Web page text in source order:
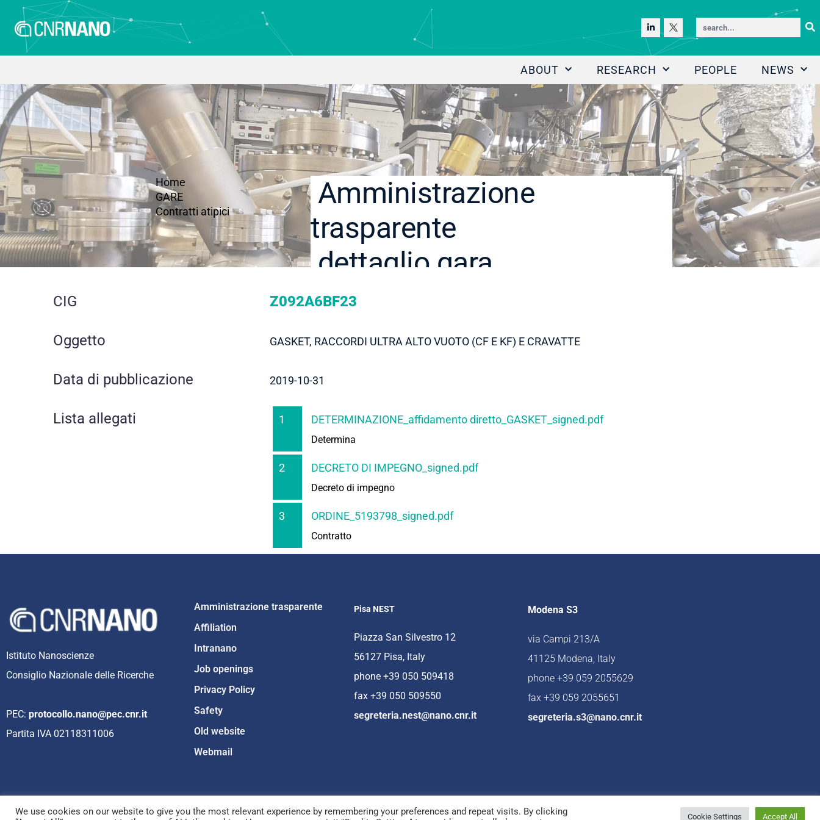
ABOUT RESEARCH PEOPLE NEWS
Home
GARE
Contratti atipici
Amministrazione
trasparente
dettaglio gara
CIG Z092A6BF23
Oggetto GASKET, RACCORDI ULTRA ALTO VUOTO (CF E KF) E CRAVATTE
Data di pubblicazione 2019-10-31
Lista allegati 1 DETERMINAZIONE_affidamento diretto_GASKET_signed.pdf
Determina
2 DECRETO DI IMPEGNO_signed.pdf
Decreto di impegno
3 ORDINE_5193798_signed.pdf
Contratto
Istituto Nanoscienze
Consiglio Nazionale delle Ricerche
PEC: protocollo.nano@pec.cnr.it
Partita IVA 02118311006
Amministrazione trasparente
Affiliation
Intranano
Job openings
Privacy Policy
Safety
Old website
Webmail
Pisa NEST
Piazza San Silvestro 12
56127 Pisa, Italy
phone +39 050 509418
fax +39 050 509550
segreteria.nest@nano.cnr.it
Modena S3
via Campi 213/A
41125 Modena, Italy
phone +39 059 2055629
fax +39 059 2055651
segreteria.s3@nano.cnr.it
We use cookies on our website to give you the most relevant experience by remembering your preferences and repeat visits. By clicking
Cookie Settings Accept All